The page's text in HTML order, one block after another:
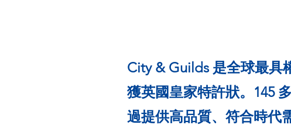
City & Guilds 是全球最具
獲英國皇家特許狀。145
過提供高品質、符合時代